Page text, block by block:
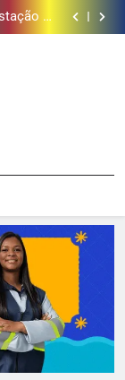
água
para
o que
Gustavo
de
de água
para
o que
com ele
semana
Em Destaque!